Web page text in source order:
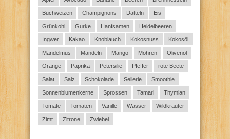
Buchweizen Champignons Datteln Eis
Grünkohl Gurke Hanfsamen Heidelbeeren
Ingwer Kakao Knoblauch Kokosnuss Kokosöl
Mandelmus Mandeln Mango Möhren Olivenöl
Orange Paprika Petersilie Pfeffer rote Beete
Salat Salz Schokolade Sellerie Smoothie
Sonnenblumenkerne Sprossen Tamari Thymian
Tomate Tomaten Vanille Wasser Wildkräuter
Zimt Zitrone Zwiebel